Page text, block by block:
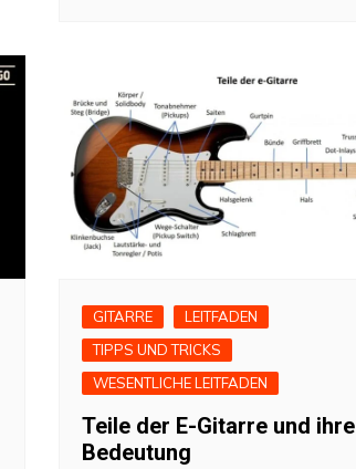
GITARRE
LEITFADEN
TIPPS UND TRICKS
WESENTLICHE LEITFADEN
Teile der E-Gitarre und ihre
Bedeutung